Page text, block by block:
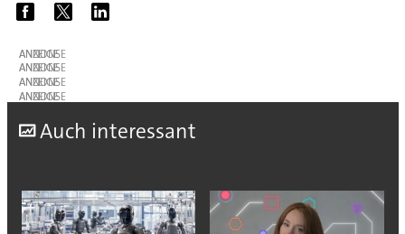
ANZEIGE
ANZEIGE
ANZEIGE
ANZEIGE
Auch interessant